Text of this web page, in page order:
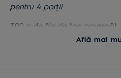
pentru 4 porții
300 g de file de ton proaspăt
50 g de așchii de barriques
Află mai